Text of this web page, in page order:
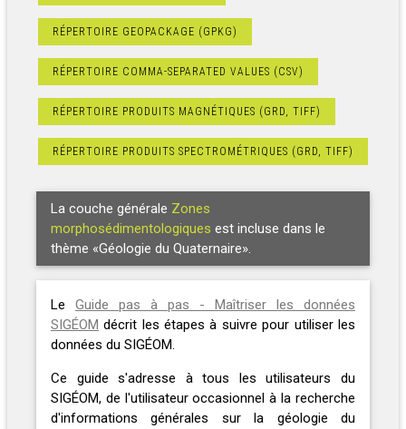
RÉPERTOIRE GEOPACKAGE (GPKG)
RÉPERTOIRE COMMA-SEPARATED VALUES (CSV)
RÉPERTOIRE PRODUITS MAGNÉTIQUES (GRD, TIFF)
RÉPERTOIRE PRODUITS SPECTROMÉTRIQUES (GRD, TIFF)
La couche générale Zones
morphosédimentologiques est incluse dans le
thème «Géologie du Quaternaire».
Le Guide pas à pas - Maîtriser les données
SIGÉOM décrit les étapes à suivre pour utiliser les
données du SIGÉOM.
Ce guide s'adresse à tous les utilisateurs du
SIGÉOM, de l'utilisateur occasionnel à la recherche
d'informations générales sur la géologie du